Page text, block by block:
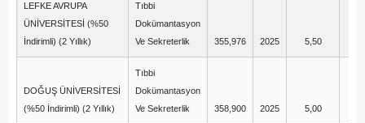
LEFKE AVRUPA
ÜNİVERSİTESİ (%50
İndirimli) (2 Yıllık)
Tıbbi
Dokümantasyon
Ve Sekreterlik
355,976 2025 5,50
DOĞUŞ ÜNİVERSİTESİ
(%50 İndirimli) (2 Yıllık)
Tıbbi
Dokümantasyon
Ve Sekreterlik
358,900 2025 5,00